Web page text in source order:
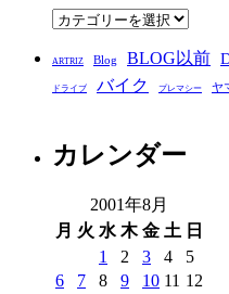
ブ
カ
ゴ
リ
ARTRIZ Blog BLOG以前
ドライブ バイク プレマシー ヤ
カレンダー
2001年8月
月 火 水 木 金 土 日
1
2 3 4
5
6
7 8 9 10 11 12